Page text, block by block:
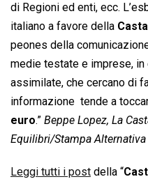
di Regioni ed enti, ecc.
italiano a favore della
peones della
medie testate e imprese,
assimilate, che cercano di
informazione  tende a
euro.” Beppe Lopez, La
Equilibri/Stampa Alternativa
Leggi tutti i post della “